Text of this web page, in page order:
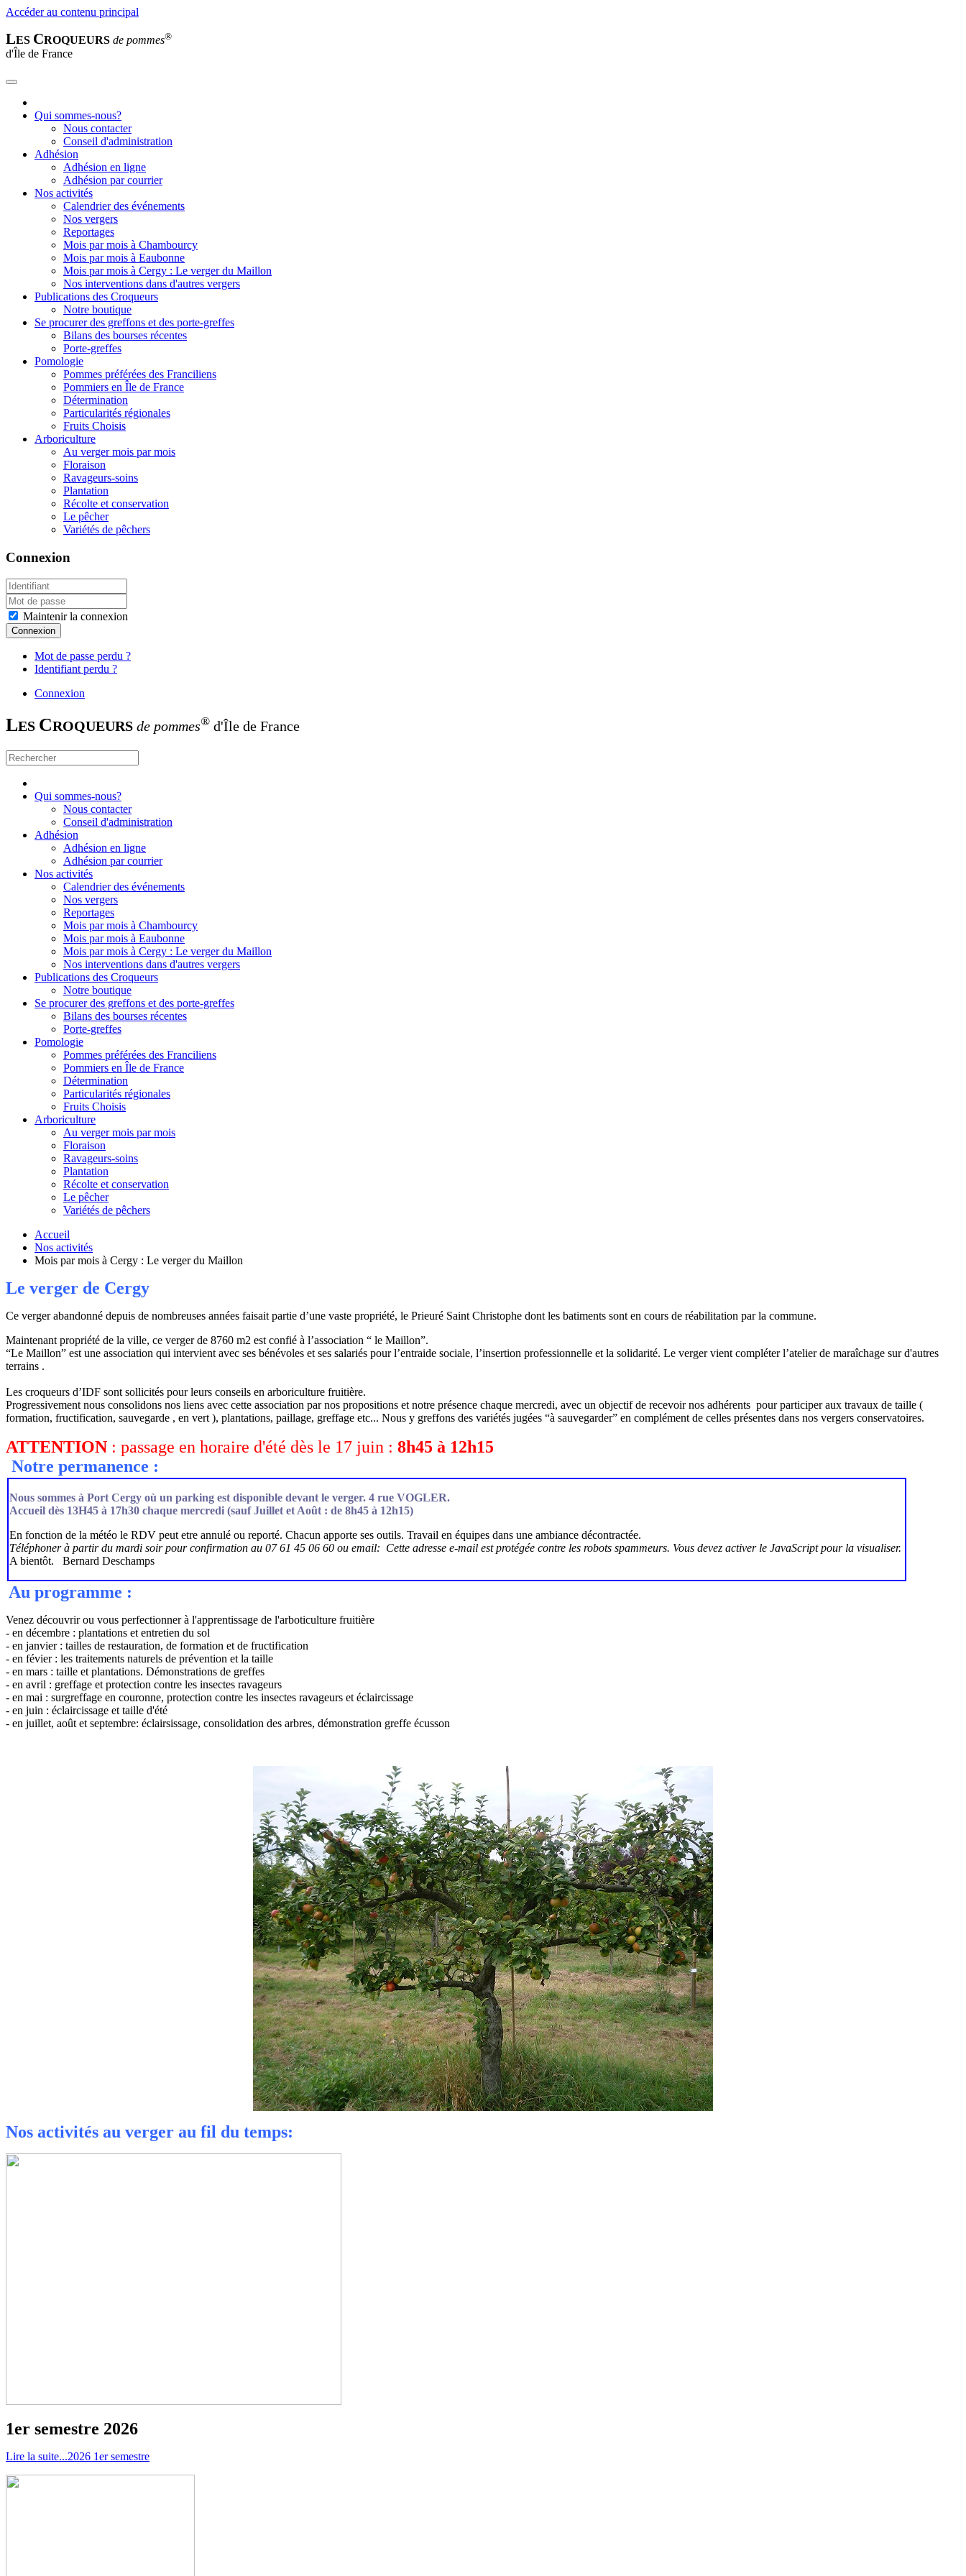
Accéder au contenu principal
LES CROQUEURS de pommes®
d'Île de France
Qui sommes-nous?
Nous contacter
Conseil d'administration
Adhésion
Adhésion en ligne
Adhésion par courrier
Nos activités
Calendrier des événements
Nos vergers
Reportages
Mois par mois à Chambourcy
Mois par mois à Eaubonne
Mois par mois à Cergy : Le verger du Maillon
Nos interventions dans d'autres vergers
Publications des Croqueurs
Notre boutique
Se procurer des greffons et des porte-greffes
Bilans des bourses récentes
Porte-greffes
Pomologie
Pommes préférées des Franciliens
Pommiers en Île de France
Détermination
Particularités régionales
Fruits Choisis
Arboriculture
Au verger mois par mois
Floraison
Ravageurs-soins
Plantation
Récolte et conservation
Le pêcher
Variétés de pêchers
Connexion
Maintenir la connexion
Connexion
Mot de passe perdu ?
Identifiant perdu ?
Connexion
LES CROQUEURS de pommes® d'Île de France
Qui sommes-nous?
Nous contacter
Conseil d'administration
Adhésion
Adhésion en ligne
Adhésion par courrier
Nos activités
Calendrier des événements
Nos vergers
Reportages
Mois par mois à Chambourcy
Mois par mois à Eaubonne
Mois par mois à Cergy : Le verger du Maillon
Nos interventions dans d'autres vergers
Publications des Croqueurs
Notre boutique
Se procurer des greffons et des porte-greffes
Bilans des bourses récentes
Porte-greffes
Pomologie
Pommes préférées des Franciliens
Pommiers en Île de France
Détermination
Particularités régionales
Fruits Choisis
Arboriculture
Au verger mois par mois
Floraison
Ravageurs-soins
Plantation
Récolte et conservation
Le pêcher
Variétés de pêchers
Accueil
Nos activités
Mois par mois à Cergy : Le verger du Maillon
Le verger de Cergy
Ce verger abandonné depuis de nombreuses années faisait partie d’une vaste propriété, le Prieuré Saint Christophe dont les batiments sont en cours de réabilitation par la commune.
Maintenant propriété de la ville, ce verger de 8760 m2 est confié à l’association “ le Maillon”.
“Le Maillon” est une association qui intervient avec ses bénévoles et ses salariés pour l’entraide sociale, l’insertion professionnelle et la solidarité. Le verger vient compléter l’atelier de maraîchage sur d'autres
terrains .
Les croqueurs d’IDF sont sollicités pour leurs conseils en arboriculture fruitière.
Progressivement nous consolidons nos liens avec cette association par nos propositions et notre présence chaque mercredi, avec un objectif de recevoir nos adhérents pour participer aux travaux de taille (
formation, fructification, sauvegarde , en vert ), plantations, paillage, greffage etc... Nous y greffons des variétés jugées “à sauvegarder” en complément de celles présentes dans nos vergers conservatoires.
ATTENTION : passage en horaire d'été dès le 17 juin : 8h45 à 12h15
Notre permanence :
Nous sommes à Port Cergy où un parking est disponible devant le verger. 4 rue VOGLER.
Accueil dès 13H45 à 17h30 chaque mercredi (sauf Juillet et Août : de 8h45 à 12h15)
En fonction de la météo le RDV peut etre annulé ou reporté. Chacun apporte ses outils. Travail en équipes dans une ambiance décontractée.
Téléphoner à partir du mardi soir pour confirmation au 07 61 45 06 60 ou email: Cette adresse e-mail est protégée contre les robots spammeurs. Vous devez activer le JavaScript pour la visualiser.
A bientôt. Bernard Deschamps
Au programme :
Venez découvrir ou vous perfectionner à l'apprentissage de l'arboticulture fruitière
- en décembre : plantations et entretien du sol
- en janvier : tailles de restauration, de formation et de fructification
- en févier : les traitements naturels de prévention et la taille
- en mars : taille et plantations. Démonstrations de greffes
- en avril : greffage et protection contre les insectes ravageurs
- en mai : surgreffage en couronne, protection contre les insectes ravageurs et éclaircissage
- en juin : éclaircissage et taille d'été
- en juillet, août et septembre: éclairsissage, consolidation des arbres, démonstration greffe écusson
Nos activités au verger au fil du temps:
1er semestre 2026
Lire la suite...2026 1er semestre